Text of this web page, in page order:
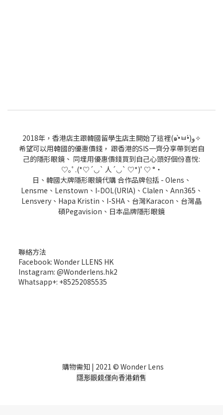
2018年，香港店主跟韓國留學生店主開始了這裡(๑•̀ㅂ•́)و✧
希望可以用韓國的優惠價錢， 跟香港的SIS一齊分享帶到岩自
己的隱形眼鏡、 同埋用優惠價錢買到自己心頭好個份喜悅:
♡｡ﾟ.(*♡´◡` 人´◡` ♡*)ﾟ♡ °・
日、韓國大牌隱形眼鏡代購 合作品牌包括 - Olens、
Lensme、Lenstown、I-DOL(URIA)、Clalen、Ann365、
Lensvery、Hapa Kristin、I-SHA、台灣Karacon、台灣晶
碩Pegavision、日本品牌隱形眼鏡
聯絡方法
Facebook: Wonder LLENS HK
Instagram: @Wonderlens.hk2
Whatsapp+: +85252085535
購物需知 | 2021 © Wonder Lens
隱形眼鏡僅向香港銷售